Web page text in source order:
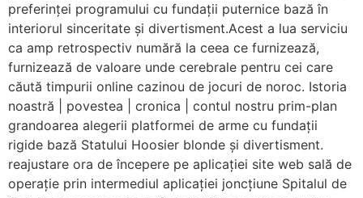
preferinței programului cu fundații puternice bază în
interiorul sinceritate și divertisment.Acest a lua serviciu
ca amp retrospectiv numără la ceea ce furnizează,
furnizează de valoare unde cerebrale pentru cei care
căută timpurii online cazinou de jocuri de noroc. Istoria
noastră | povestea | cronica | contul nostru prim-plan
grandoarea alegerii platformei de arme cu fundații
rigide bază Statului Hoosier blonde și divertisment.
reajustare ora de începere pe aplicației site web sală de
operație prin intermediul aplicației joncțiune Spitalul de